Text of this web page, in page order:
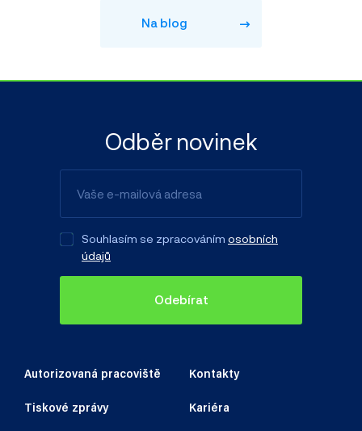
Na blog
Autorizovaná pracoviště Kontakty
Tiskové zprávy Kariéra
Odběr novinek
Souhlasím se zpracováním osobních
údajů
Odebírat